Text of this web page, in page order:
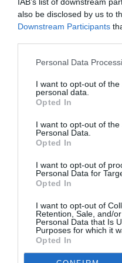
also be disclosed by us to
Downstream Participants
Personal Data
I want to opt-out of
personal data.
Opted In
I want to opt-out of the
Personal Data.
Opted In
I want to opt-out of
Personal Data for
Opted In
I want to opt-out of
Retention, Sale, and/
Personal Data that Is
Purposes for which it
Opted In
Adriana Iacob, altă
crimă
Acum românul îşi va
dintotdeauna, aceea a
trezeşte dimineaţa
traiul, în mod cinstit. şi
oriunde şi se poate să fi
comparaţie cu Adriana
pedepse de 14 ani de
bătrânei pe care o
Roma. Ea a fost